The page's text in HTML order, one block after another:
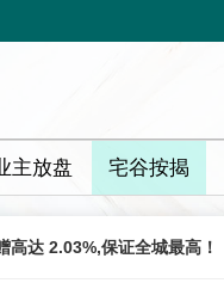
主放盘 宅谷按揭
高达 2.03%,保证全城最高！